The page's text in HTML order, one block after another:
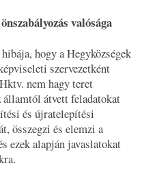
valósága
hogy a Hegyközségek
szervezetként
nem hagy teret
átvett feladatokat
és újratelepítési
összegzi és elemzi a
ezek alapján javaslatokat